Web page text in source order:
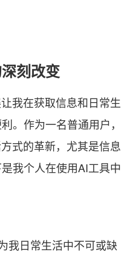
刻改变
我在获取信息和日常生
。作为一名普通用户，
式的革新，尤其是信息
我个人在使用AI工具中
我日常生活中不可或缺